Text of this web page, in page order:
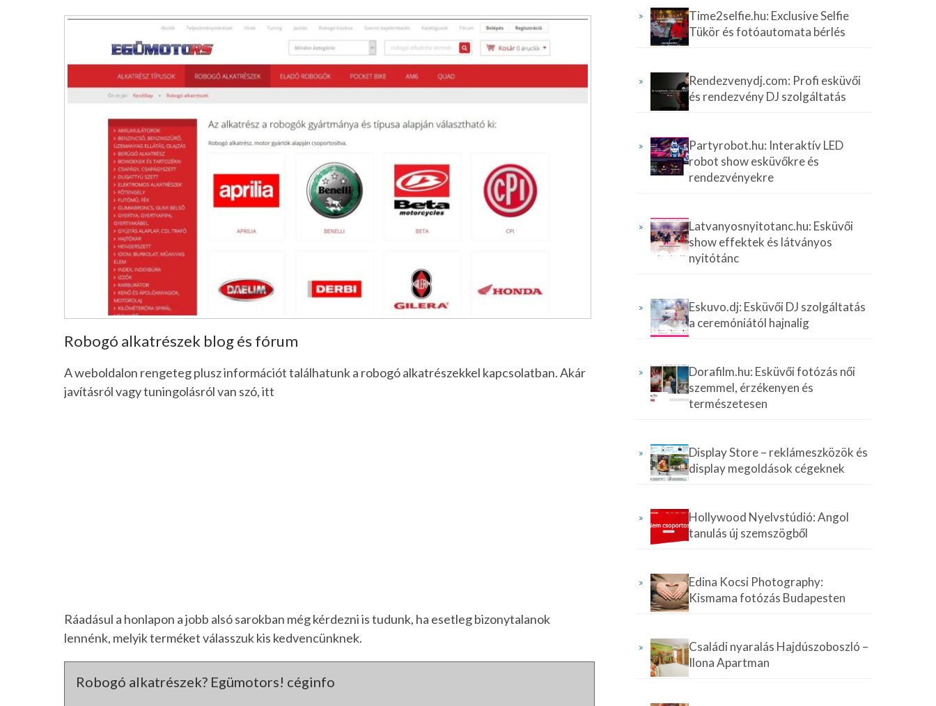
Robogó alkatrészek blog és fórum
A weboldalon rengeteg plusz információt találhatunk a robogó alkatrészekkel kapcsolatban. Akár
javításról vagy tuningolásról van szó, itt
Ráadásul a honlapon a jobb alsó sarokban még kérdezni is tudunk, ha esetleg bizonytalanok
lennénk, melyik terméket válasszuk kis kedvencünknek.
Robogó alkatrészek? Egümotors! céginfo
Time2selfie.hu: Exclusive Selfie
Tükör és fotóautomata bérlés
Rendezvenydj.com: Profi esküvői
és rendezvény DJ szolgáltatás
Partyrobot.hu: Interaktív LED
robot show esküvőkre és
rendezvényekre
Latvanyosnyitotanc.hu: Esküvői
show effektek és látványos
nyitótánc
Eskuvo.dj: Esküvői DJ szolgáltatás
a ceremóniától hajnalig
Dorafilm.hu: Esküvői fotózás női
szemmel, érzékenyen és
természetesen
Display Store – reklámeszközök és
display megoldások cégeknek
Hollywood Nyelvstúdió: Angol
tanulás új szemszögből
Edina Kocsi Photography:
Kismama fotózás Budapesten
Családi nyaralás Hajdúszoboszló –
Ilona Apartman